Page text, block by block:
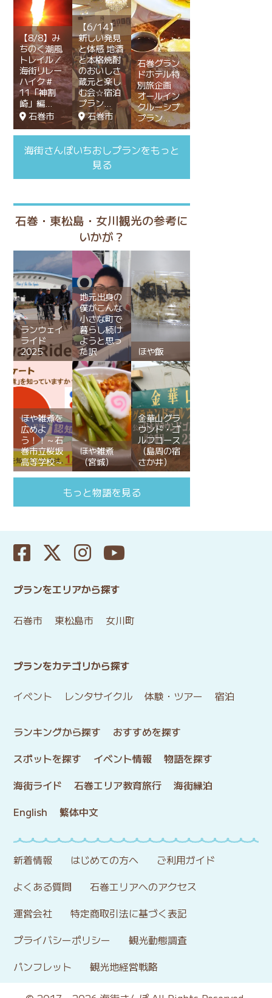
【8/8】み
ちのく潮風
トレイル／
海街リレー
ハイク＃
11「神割
崎」編
石巻市
【6/14】
新しい発見
と体感 地酒
と本格焼酎
のおいしさ
蔵元と楽し
む会☆宿泊
プラン
石巻市
石巻グラン
ドホテル特
別旅企画
オールイン
クルーシブ
プラン
海街さんぽいちおしプランをもっと
見る
石巻・東松島・女川観光の参考に
いかが？
ランウェイ
ライド
2025
地元出身の
僕がこんな
小さな町で
暮らし続け
ようと思っ
た訳
ほや飯
ほや雑煮を
広めよ
う！！～石
巻市立桜坂
高等学校～
ほや雑煮
（宮城）
金華山グラ
ウンド・ゴ
ルフコース
（島周の宿
さか井）
もっと物語を見る
プランをエリアから探す
石巻市 東松島市 女川町
プランをカテゴリから探す
イベント レンタサイクル 体験・ツアー 宿泊
ランキングから探す
おすすめを探す
スポットを探す
イベント情報
物語を探す
海街ライド
石巻エリア教育旅行
海街縁泊
English
繁体中文
新着情報 はじめての方へ
ご利用ガイド
よくある質問
石巻エリアへのアクセス
運営会社
特定商取引法に基づく表記
プライバシーポリシー
観光動態調査
パンフレット
観光地経営戦略